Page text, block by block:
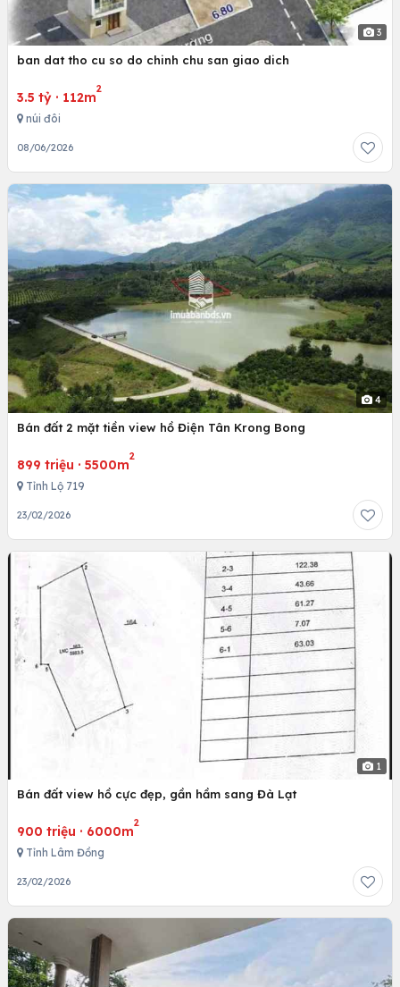
3
ban dat tho cu so do chinh chu san giao dich
3.5 tỷ · 112m
2
núi đôi
08/06/2026
4
Bán đất 2 mặt tiền view hồ Điện Tân Krong Bong
899 triệu · 5500m
2
Tỉnh Lộ 719
23/02/2026
1
Bán đất view hồ cực đẹp, gần hầm sang Đà Lạt
900 triệu · 6000m
2
Tỉnh Lâm Đồng
23/02/2026